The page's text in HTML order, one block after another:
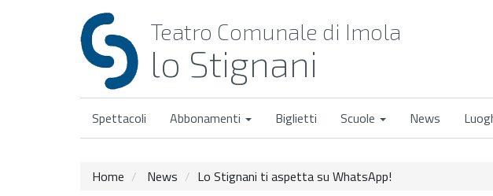
Teatro Comunale di Imola
lo Stignani
Spettacoli Abbonamenti Biglietti Scuole News
Home News Lo Stignani ti aspetta su WhatsApp!